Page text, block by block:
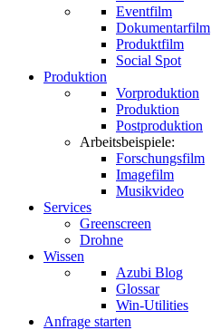
Eventfilm
Dokumentarfilm
Produktfilm
Social Spot
Produktion
Vorproduktion
Produktion
Postproduktion
Arbeitsbeispiele:
Forschungsfilm
Imagefilm
Musikvideo
Services
Greenscreen
Drohne
Wissen
Azubi Blog
Glossar
Win-Utilities
Anfrage starten